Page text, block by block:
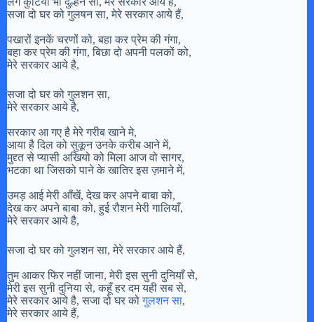
सजा दो घर को गुलषन सा, मेरे सरकार आये हैं,
पखारों इनकें चरणों को, बहा कर प्रेम की गंगा,
बहा कर प्रेम की गंगा, बिछा दो अपनी पलकों को,
मेरे सरकार आये है,
सजा दो घर को गुलशन सा,
मेरे सरकार आये है,
सरकार आ गए है मेरे गरीब खाने मे,
आया है दिल को सुकून उनके करीब आने में,
मुद्द्त से प्यासी अखियो को मिला आज वो सागर,
भटका था जिसको पाने के खातिर इस ज़माने में,
उमड़ आई मेरी आँखें, देख कर अपने बाबा को,
देख कर अपने बाबा को, हुई रौशन मेरी गालियाँ,
मेरे सरकार आये है,
सजा दो घर को गुलशन सा, मेरे सरकार आये हैं,
तुम आकर फिर नहीं जाना, मेरी इस सुनी दुनियाँ से,
मेरी इस सुनी दुनिया से, कहूँ हर दम यही सब से,
मेरे सरकार आये है, सजा दो घर कोगुलशन सा,
मेरे सरकार आये हैं,